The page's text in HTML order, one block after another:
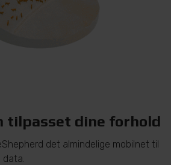
tilpasset dine forhold
det almindelige mobilnet til
data.